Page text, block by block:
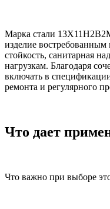
Марка стали
изделие востребованным
стойкость, санитарная
нагрузкам. Благодаря
включать в
ремонта и регулярного
Что дает
Что важно при выборе